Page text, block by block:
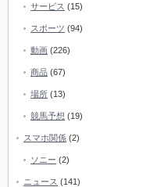
サービス (15)
スポーツ (94)
動画 (226)
商品 (67)
場所 (13)
競馬予想 (19)
スマホ関係 (2)
ソニー (2)
ニュース (141)